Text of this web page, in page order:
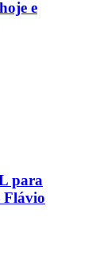
e
para
Flávio